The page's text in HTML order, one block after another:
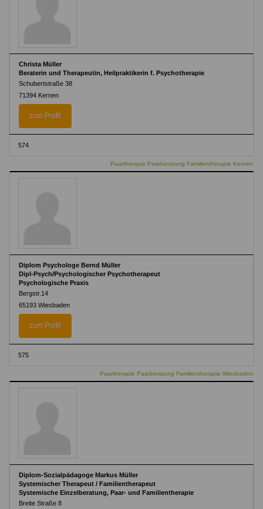
Christa Müller
Beraterin und Therapeutin, Heilpraktikerin f. Psychotherapie
Schubertstraße 38
71394 Kernen
zum Profil
574
Paartherapie Paarberatung Familientherapie Kernen
Diplom Psychologe Bernd Müller
Dipl-Psych/Psychologischer Psychotherapeut
Psychologische Praxis
Bergstr.14
65193 Wiesbaden
zum Profil
575
Paartherapie Paarberatung Familientherapie Wiesbaden
Diplom-Sozialpädagoge Markus Müller
Systemischer Therapeut / Familientherapeut
Systemische Einzelberatung, Paar- und Familientherapie
Breite Straße 8